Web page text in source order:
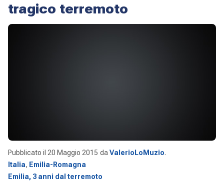
tragico terremoto
Pubblicato il 20 Maggio 2015 da ValerioLoMuzio.
Italia, Emilia-Romagna
Emilia, 3 anni dal terremoto